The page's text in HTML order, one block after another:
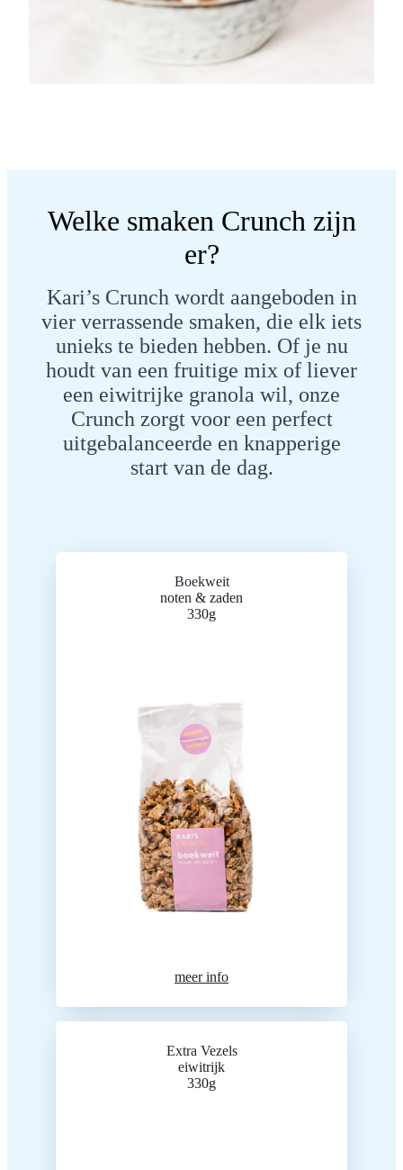
Welke smaken Crunch zijn
er?
Kari’s Crunch wordt aangeboden in
vier verrassende smaken, die elk iets
unieks te bieden hebben. Of je nu
houdt van een fruitige mix of liever
een eiwitrijke granola wil, onze
Crunch zorgt voor een perfect
uitgebalanceerde en knapperige
start van de dag.
Boekweit
noten & zaden
330g
meer info
Extra Vezels
eiwitrijk
330g